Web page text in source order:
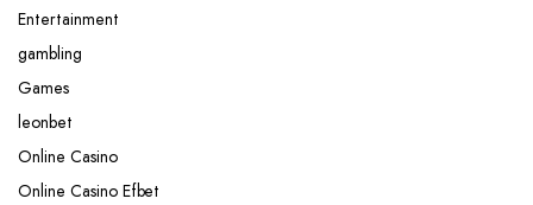
Entertainment
gambling
Games
leonbet
Online Casino
Online Casino Efbet